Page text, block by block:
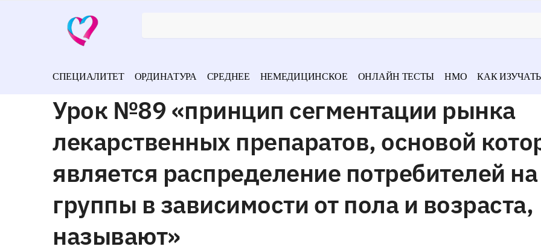
СПЕЦИАЛИТЕТ ОРДИНАТУРА СРЕДНЕЕ НЕМЕДИЦИНСКОЕ ОНЛАЙН ТЕСТЫ НМО КАК ИЗУЧАТЬ
Урок №89 «принцип сегментации рынка
лекарственных препаратов, основой
является распределение потребителей на
группы в зависимости от пола и возраста,
называют»